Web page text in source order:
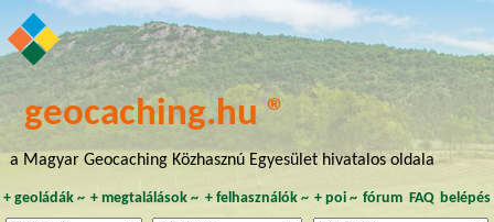
geocaching.hu ®
a Magyar Geocaching Közhasznú Egyesület hivatalos oldala
+ geoládák~ +megtalálások ~ + felhasználók~ + poi~ fórum FAQ belépés